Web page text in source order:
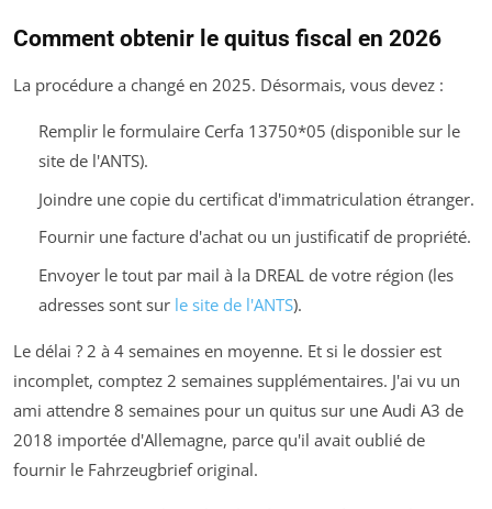
Comment obtenir le quitus fiscal en 2026
La procédure a changé en 2025. Désormais, vous devez :
Remplir le formulaire Cerfa 13750*05 (disponible sur le
site de l'ANTS).
Joindre une copie du certificat d'immatriculation étranger.
Fournir une facture d'achat ou un justificatif de propriété.
Envoyer le tout par mail à la DREAL de votre région (les
adresses sont sur le site de l'ANTS).
Le délai ? 2 à 4 semaines en moyenne. Et si le dossier est
incomplet, comptez 2 semaines supplémentaires. J'ai vu un
ami attendre 8 semaines pour un quitus sur une Audi A3 de
2018 importée d'Allemagne, parce qu'il avait oublié de
fournir le Fahrzeugbrieforiginal.